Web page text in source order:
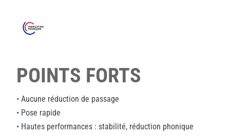
POINTS FORTS
• Aucune réduction de passage
• Pose rapide
• Hautes performances : stabilité, réduction phonique